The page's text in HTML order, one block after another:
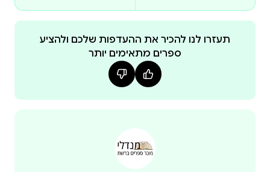
תעזרו לנו להכיר את ההעדפות שלכם ולהציע
ספרים מתאימים יותר